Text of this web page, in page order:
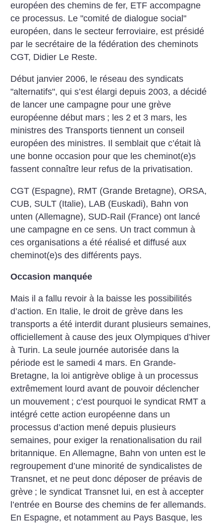
européen des chemins de fer, ETF accompagne
ce processus. Le "comité de dialogue social"
européen, dans le secteur ferroviaire, est présidé
par le secrétaire de la fédération des cheminots
CGT, Didier Le Reste.
Début janvier 2006, le réseau des syndicats
"alternatifs", qui s’est élargi depuis 2003, a décidé
de lancer une campagne pour une grève
européenne début mars ; les 2 et 3 mars, les
ministres des Transports tiennent un conseil
européen des ministres. Il semblait que c’était là
une bonne occasion pour que les cheminot(e)s
fassent connaître leur refus de la privatisation.
CGT (Espagne), RMT (Grande Bretagne), ORSA,
CUB, SULT (Italie), LAB (Euskadi), Bahn von
unten (Allemagne), SUD-Rail (France) ont lancé
une campagne en ce sens. Un tract commun à
ces organisations a été réalisé et diffusé aux
cheminot(e)s des différents pays.
Occasion manquée
Mais il a fallu revoir à la baisse les possibilités
d’action. En Italie, le droit de grève dans les
transports a été interdit durant plusieurs semaines,
officiellement à cause des jeux Olympiques d’hiver
à Turin. La seule journée autorisée dans la
période est le samedi 4 mars. En Grande-
Bretagne, la loi antigrève oblige à un processus
extrêmement lourd avant de pouvoir déclencher
un mouvement ; c’est pourquoi le syndicat RMT a
intégré cette action européenne dans un
processus d’action mené depuis plusieurs
semaines, pour exiger la renationalisation du rail
britannique. En Allemagne, Bahn von unten est le
regroupement d’une minorité de syndicalistes de
Transnet, et ne peut donc déposer de préavis de
grève ; le syndicat Transnet lui, en est à accepter
l’entrée en Bourse des chemins de fer allemands.
En Espagne, et notamment au Pays Basque, les